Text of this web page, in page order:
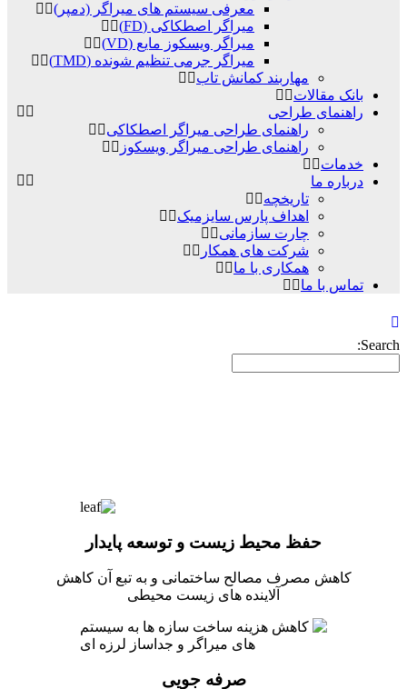
معرفی سیستم های میراگر (دمپر)
میراگر اصطکاکی (FD)
میراگر ویسکوز مایع (VD)
میراگر جرمی تنظیم شونده (TMD)
مهاربند کمانش تاب
بانک مقالات
راهنمای طراحی
راهنمای طراحی میراگر اصطکاکی
راهنمای طراحی میراگر ویسکوز
خدمات
درباره ما
تاریخچه
اهداف پارس سایزمیک
چارت سازمانی
شرکت های همکار
همکاری با ما
تماس با ما
Search:
اهداف پارس سایزمیک
حفظ محیط زیست و توسعه پایدار
کاهش مصرف مصالح ساختمانی و به تبع آن کاهش
آلاینده های زیست محیطی
صرفه جویی